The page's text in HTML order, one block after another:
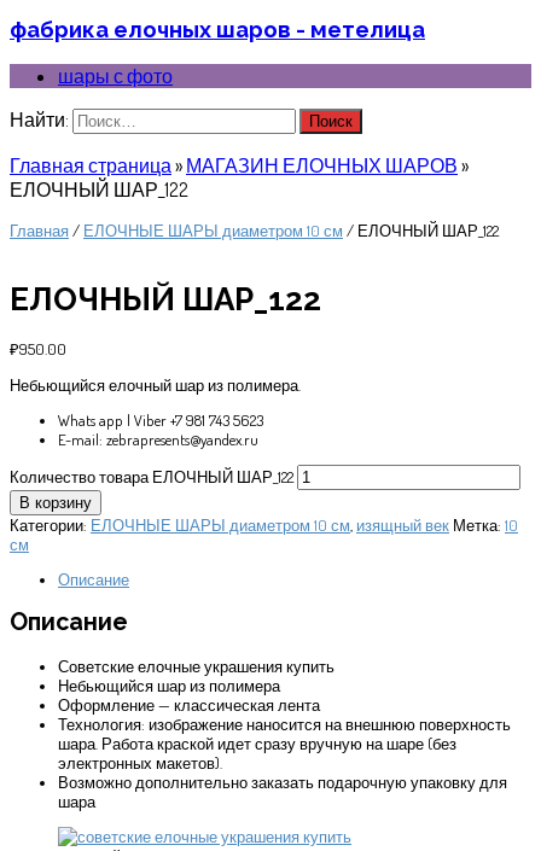
фабрика елочных шаров - метелица
шары с фото
Найти:
Главная страница» МАГАЗИН ЕЛОЧНЫХ ШАРОВ »
ЕЛОЧНЫЙ ШАР_122
Главная/ ЕЛОЧНЫЕ ШАРЫ диаметром 10 см / ЕЛОЧНЫЙ ШАР_122
ЕЛОЧНЫЙ ШАР_122
₽950.00
Небьющийся елочный шар из полимера.
Whats app | Viber +7 981 743 5623
E-mail: zebrapresents@yandex.ru
Количество товара ЕЛОЧНЫЙ ШАР_122
В корзину
Категории: ЕЛОЧНЫЕ ШАРЫ диаметром 10 см, изящный век Метка: 10
см
Описание
Описание
Советские елочные украшения купить
Небьющийся шар из полимера
Оформление — классическая лента
Технология: изображение наносится на внешнюю поверхность
шара. Работа краской идет сразу вручную на шаре (без
электронных макетов).
Возможно дополнительно заказать подарочную упаковку для
шара